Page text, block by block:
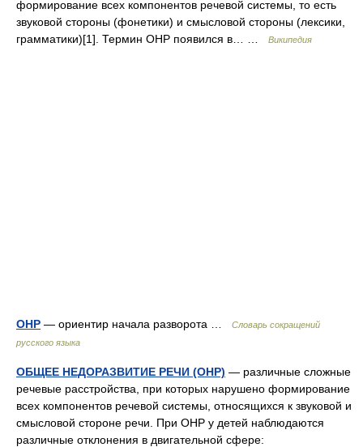
формирование всех компонентов речевой системы, то есть
звуковой стороны (фонетики) и смысловой стороны (лексики,
грамматики)[1]. Термин ОНР появился в… …
Википедия
ОНР — ориентир начала разворота …
Словарь сокращений
русского языка
ОБЩЕЕ НЕДОРАЗВИТИЕ РЕЧИ (ОНР) — различные сложные
речевые расстройства, при которых нарушено формирование
всех компонентов речевой системы, относящихся к звуковой и
смысловой стороне речи. При ОНР у детей наблюдаются
различные отклонения в двигательной сфере: